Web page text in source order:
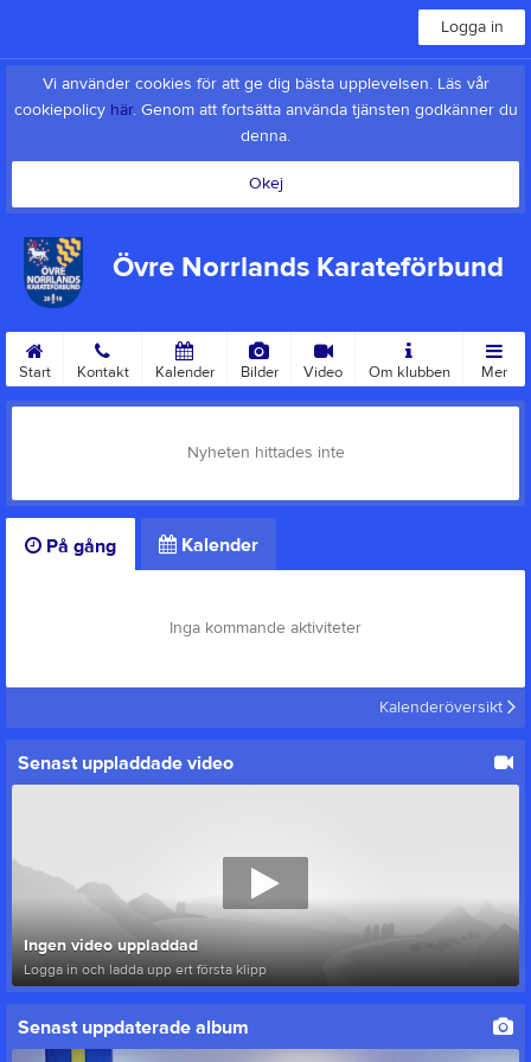
Logga in
Vi använder cookies för att ge dig bästa upplevelsen. Läs vår
cookiepolicy här. Genom att fortsätta använda tjänsten godkänner du
denna.
Okej
Övre Norrlands Karateförbund
Start Kontakt Kalender Bilder Video Om klubben Mer
Nyheten hittades inte
På gång Kalender
Inga kommande aktiviteter
Kalenderöversikt
Senast uppladdade video
Ingen video uppladdad
Logga in och ladda upp ert första klipp
Senast uppdaterade album